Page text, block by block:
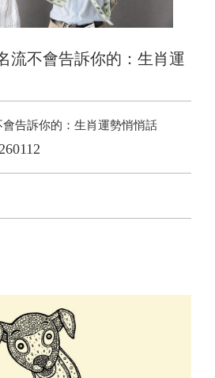
流不會告訴你的：生肖運
告訴你的：生肖運勢悄悄話